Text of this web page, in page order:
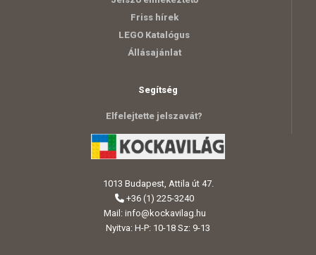
Friss hírek
LEGO Katalógus
Állásajánlat
Segítség
Elfelejtette jelszavát?
1013 Budapest, Attila út 47.
+36 (1) 225-3240
Mail: info@kockavilag.hu
Nyitva: H-P: 10-18 Sz: 9-13